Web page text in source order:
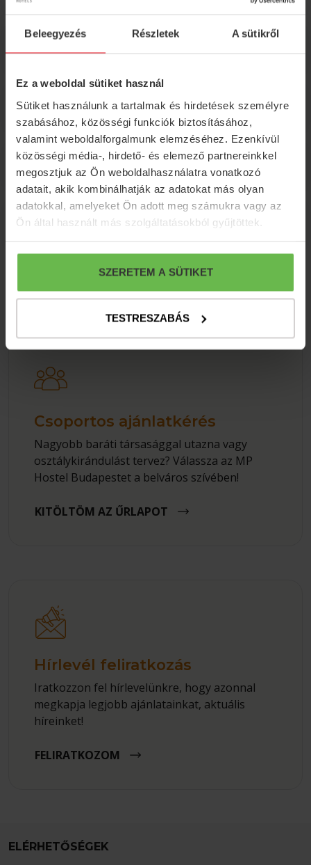
Beleegyezés Részletek A sütikről
Ez a weboldal sütiket használ
Sütiket használunk a tartalmak és hirdetések személyre
szabásához, közösségi funkciók biztosításához,
valamint weboldalforgalmunk elemzéséhez. Ezenkívül
közösségi média-, hirdető- és elemező partnereinkkel
megosztjuk az Ön weboldalhasználatra vonatkozó
adatait, akik kombinálhatják az adatokat más olyan
adatokkal, amelyeket Ön adott meg számukra vagy az
Ön által használt más szolgáltatásokból gyűjtöttek.
SZERETEM A SÜTIKET
TESTRESZABÁS
További információk
Fizetési feltételek
Lemondási feltételek
ÁRAK / FOGLALÁS AJÁNLATKÉRÉS
Csoportos ajánlatkérés
Nagyobb baráti társasággal utazna vagy
osztálykirándulást tervez? Válassza az MP
Hostel Budapestet a belváros szívében!
KITÖLTÖM AZ ŰRLAPOT
Hírlevél feliratkozás
Iratkozzon fel hírlevelünkre, hogy azonnal
megkapja legjobb ajánlatainkat, aktuális
híreinket!
FELIRATKOZOM
ELÉRHETŐSÉGEK